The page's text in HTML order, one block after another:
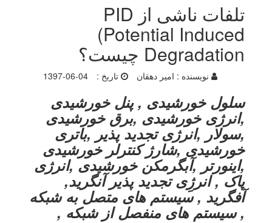
تلفات ناشی از PID
(Potential Induced
Degradation چیست؟
نویسنده : امیر دهقان تاریخ : 1397-06-04
سلول خورشیدی , پنل خورشیدی
,انرژی خورشیدی ,برق خورشیدی
,سولار ,انرژی تجدید پذیر ,باتری
خورشیدی ,شارژ کنترلر خورشیدی
,اینورتر ,آبگرمکن خورشیدی ,انرژی
پاک , انرژِی تجدید پذیر آنگرید,
آفگرید , سیستم های متصل به شبکه
, سیستم های منفصل از شبکه ,